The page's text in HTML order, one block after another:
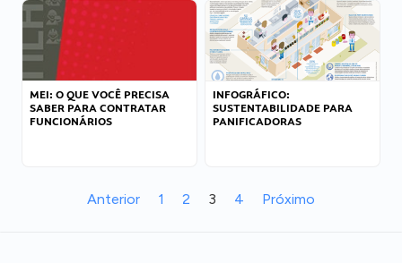
MEI: O QUE VOCÊ PRECISA
SABER PARA CONTRATAR
FUNCIONÁRIOS
INFOGRÁFICO:
SUSTENTABILIDADE PARA
PANIFICADORAS
Anterior 1 2 3 4 Próximo